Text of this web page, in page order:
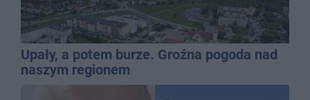
Upały, a potem burze. Groźna pogoda nad
naszym regionem